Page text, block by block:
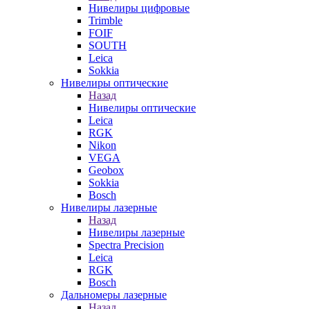
Нивелиры цифровые
Trimble
FOIF
SOUTH
Leica
Sokkia
Нивелиры оптические
Назад
Нивелиры оптические
Leica
RGK
Nikon
VEGA
Geobox
Sokkia
Bosch
Нивелиры лазерные
Назад
Нивелиры лазерные
Spectra Precision
Leica
RGK
Bosch
Дальномеры лазерные